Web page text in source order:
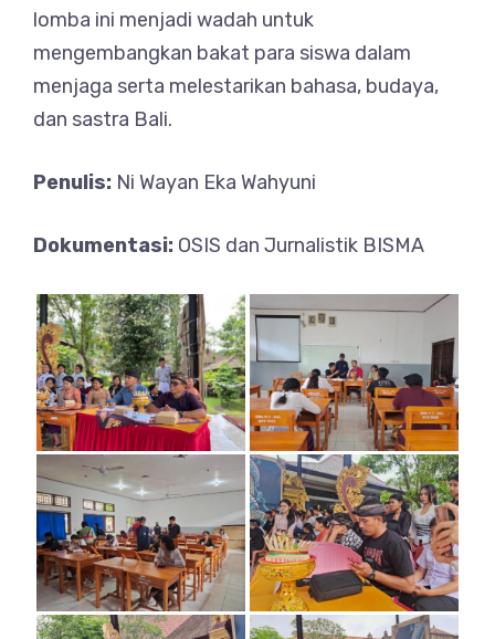
lomba ini menjadi wadah untuk
mengembangkan bakat para siswa dalam
menjaga serta melestarikan bahasa, budaya,
dan sastra Bali.
Penulis: Ni Wayan Eka Wahyuni
Dokumentasi: OSIS dan Jurnalistik BISMA